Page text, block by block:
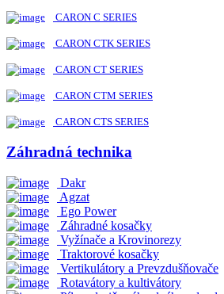
CARON C SERIES
CARON CTK SERIES
CARON CT SERIES
CARON CTM SERIES
CARON CTS SERIES
Záhradná technika
Dakr
Agzat
Ego Power
Záhradné kosačky
Vyžínače a Krovinorezy
Traktorové kosačky
Vertikulátory a Prevzdušňovače
Rotavátory a kultivátory